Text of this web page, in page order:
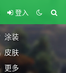
登入
涂装
皮肤
更多